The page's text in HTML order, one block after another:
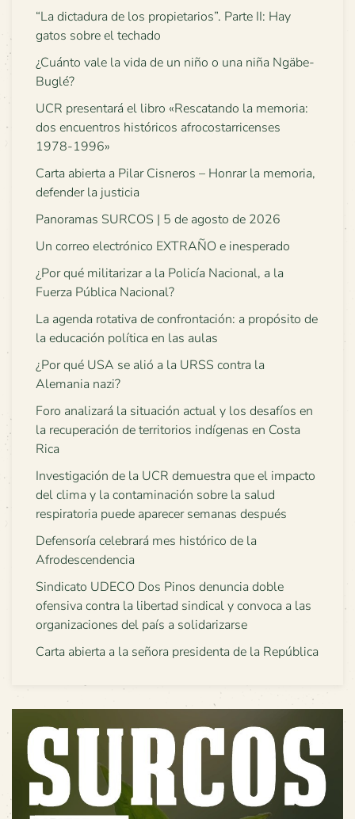
“La dictadura de los propietarios”. Parte II: Hay
gatos sobre el techado
¿Cuánto vale la vida de un niño o una niña Ngäbe-
Buglé?
UCR presentará el libro «Rescatando la memoria:
dos encuentros históricos afrocostarricenses
1978-1996»
Carta abierta a Pilar Cisneros – Honrar la memoria,
defender la justicia
Panoramas SURCOS | 5 de agosto de 2026
Un correo electrónico EXTRAÑO e inesperado
¿Por qué militarizar a la Policía Nacional, a la
Fuerza Pública Nacional?
La agenda rotativa de confrontación: a propósito de
la educación política en las aulas
¿Por qué USA se alió a la URSS contra la
Alemania nazi?
Foro analizará la situación actual y los desafíos en
la recuperación de territorios indígenas en Costa
Rica
Investigación de la UCR demuestra que el impacto
del clima y la contaminación sobre la salud
respiratoria puede aparecer semanas después
Defensoría celebrará mes histórico de la
Afrodescendencia
Sindicato UDECO Dos Pinos denuncia doble
ofensiva contra la libertad sindical y convoca a las
organizaciones del país a solidarizarse
Carta abierta a la señora presidenta de la República